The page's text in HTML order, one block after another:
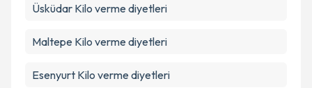
Üsküdar Kilo verme diyetleri
Maltepe Kilo verme diyetleri
Esenyurt Kilo verme diyetleri